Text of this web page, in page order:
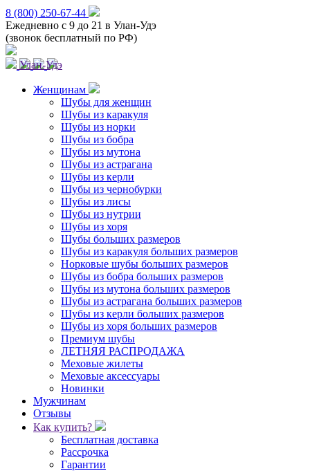
8 (800) 250-67-44
Ежедневно с 9 до 21 в Улан-Удэ
(звонок бесплатный по РФ)
Улан-Удэ
Женщинам
Шубы для женщин
Шубы из каракуля
Шубы из норки
Шубы из бобра
Шубы из мутона
Шубы из астрагана
Шубы из керли
Шубы из чернобурки
Шубы из лисы
Шубы из нутрии
Шубы из хоря
Шубы больших размеров
Шубы из каракуля больших размеров
Норковые шубы больших размеров
Шубы из бобра больших размеров
Шубы из мутона больших размеров
Шубы из астрагана больших размеров
Шубы из керли больших размеров
Шубы из хоря больших размеров
Премиум шубы
ЛЕТНЯЯ РАСПРОДАЖА
Меховые жилеты
Меховые аксессуары
Новинки
Мужчинам
Отзывы
Как купить?
Бесплатная доставка
Рассрочка
Гарантии